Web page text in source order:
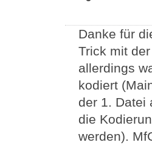
Danke für
Trick mit
allerdings
kodiert
der 1. Datei
die
werden).